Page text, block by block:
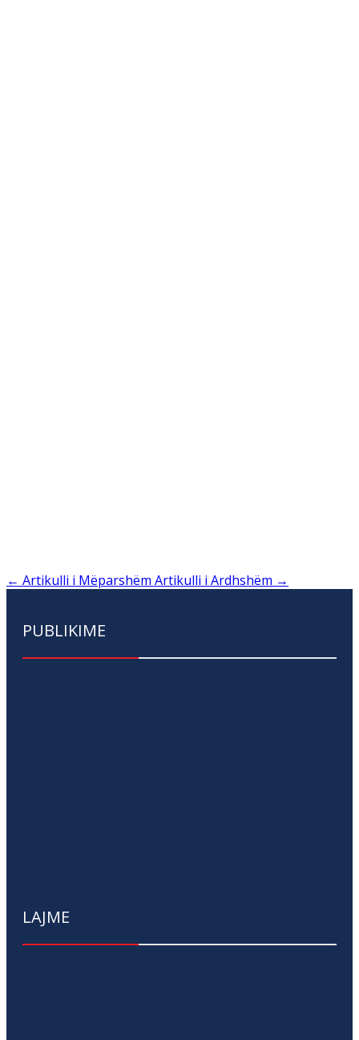
← Artikulli i Mëparshëm Artikulli i Ardhshëm →
PUBLIKIME
LAJME